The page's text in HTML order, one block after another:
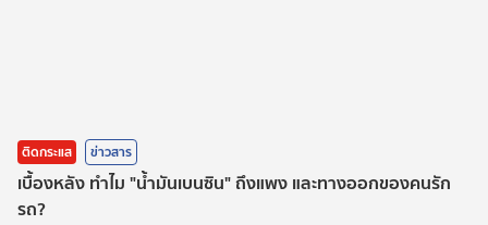
ติดกระแส ข่าวสาร
เบื้องหลัง ทำไม "น้ำมันเบนซิน" ถึงแพง และทางออกของคนรัก
รถ?